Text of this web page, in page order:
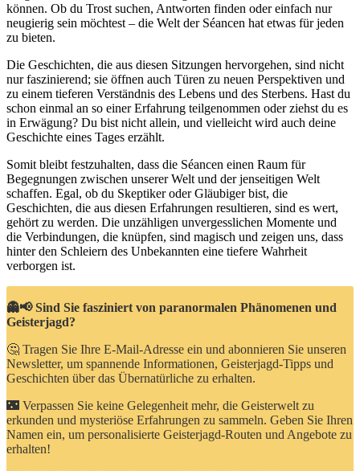
können. Ob du Trost suchen, Antworten finden oder einfach nur
neugierig sein möchtest – die Welt der Séancen hat etwas für jeden
zu bieten.
Die Geschichten, die aus diesen Sitzungen hervorgehen, sind nicht
nur faszinierend; sie öffnen auch Türen zu neuen Perspektiven und
zu einem tieferen Verständnis des Lebens und des Sterbens. Hast du
schon einmal an so einer Erfahrung teilgenommen oder ziehst du es
in Erwägung? Du bist nicht allein, und vielleicht wird auch deine
Geschichte eines Tages erzählt.
Somit bleibt festzuhalten, dass die Séancen einen Raum für
Begegnungen zwischen unserer Welt und der jenseitigen Welt
schaffen. Egal, ob du Skeptiker oder Gläubiger bist, die
Geschichten, die aus diesen Erfahrungen resultieren, sind es wert,
gehört zu werden. Die unzähligen unvergesslichen Momente und
die Verbindungen, die knüpfen, sind magisch und zeigen uns, dass
hinter den Schleiern des Unbekannten eine tiefere Wahrheit
verborgen ist.
👻📢 Sind Sie fasziniert von paranormalen Phänomenen und
Geisterjagd?
🤔 Tragen Sie Ihre E-Mail-Adresse ein und abonnieren Sie unseren
Newsletter, um spannende Informationen, Geisterjagd-Tipps und
Geschichten über das Übernatürliche zu erhalten.
🌃 Verpassen Sie keine Gelegenheit mehr, die Geisterwelt zu
erkunden und mysteriöse Erfahrungen zu sammeln. Geben Sie Ihren
Namen ein, um personalisierte Geisterjagd-Routen und Angebote zu
erhalten!